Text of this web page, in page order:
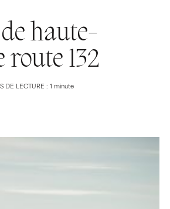
haute-
route 132
DE LECTURE : 1 minute